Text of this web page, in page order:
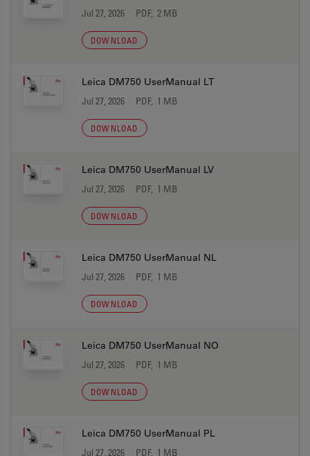
Jul 27, 2026 PDF, 2 MB
DOWNLOAD
Leica DM750 UserManual LT
Jul 27, 2026 PDF, 1 MB
DOWNLOAD
Leica DM750 UserManual LV
Jul 27, 2026 PDF, 1 MB
DOWNLOAD
Leica DM750 UserManual NL
Jul 27, 2026 PDF, 1 MB
DOWNLOAD
Leica DM750 UserManual NO
Jul 27, 2026 PDF, 1 MB
DOWNLOAD
Leica DM750 UserManual PL
Jul 27, 2026 PDF, 1 MB